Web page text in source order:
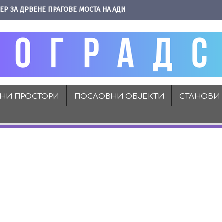
ЗА ДРВЕНЕ ПРАГОВЕ МОСТА НА АДИ
ПРОСТОРИ ПОСЛОВНИ ОБЈЕКТИ СТАНОВИ